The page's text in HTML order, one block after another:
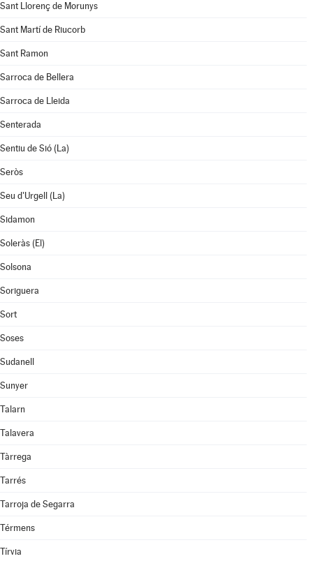
Sant Llorenç de Morunys
Sant Martí de Riucorb
Sant Ramon
Sarroca de Bellera
Sarroca de Lleida
Senterada
Sentiu de Sió (La)
Seròs
Seu d'Urgell (La)
Sidamon
Soleràs (El)
Solsona
Soriguera
Sort
Soses
Sudanell
Sunyer
Talarn
Talavera
Tàrrega
Tarrés
Tarroja de Segarra
Térmens
Tírvia